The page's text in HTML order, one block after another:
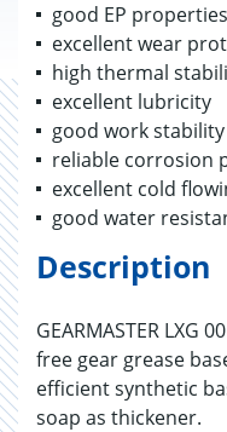
good EP properties
excellent wear
high thermal
excellent lubricity
good work stability
reliable corrosion
excellent cold
good water
Description
GEARMASTER LXG
free gear grease
efficient synthetic
soap as thickener.